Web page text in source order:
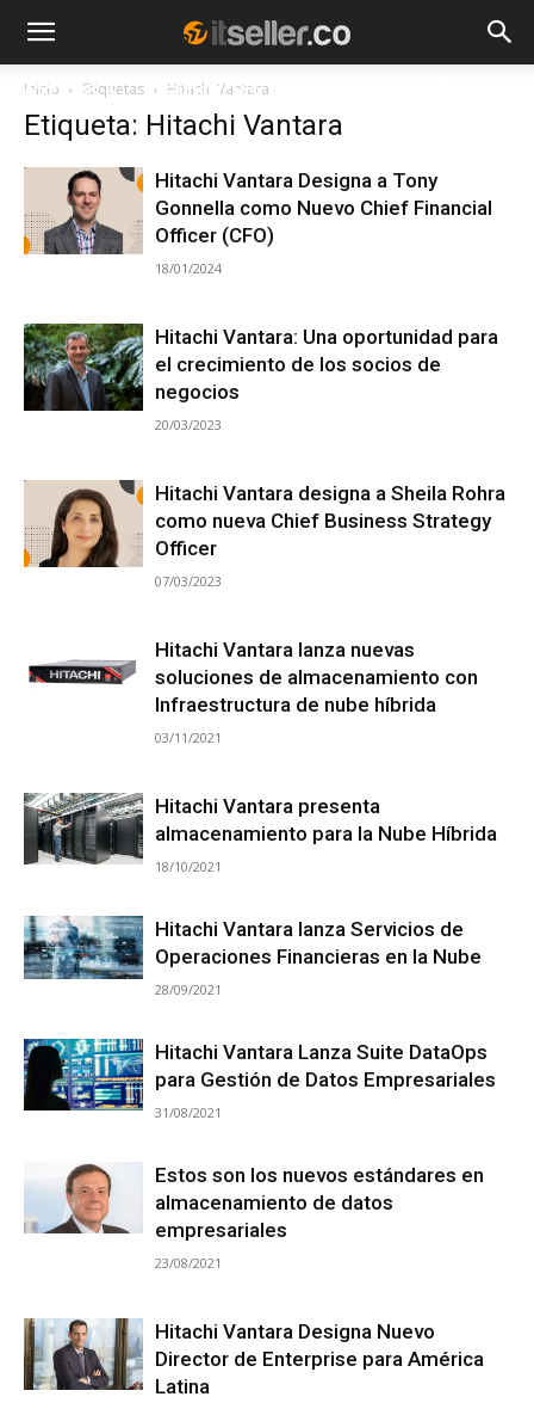
NOTICIAS TENDENCIAS
Inicio Etiquetas Hitachi Vantara
Etiqueta: Hitachi Vantara
Hitachi Vantara Designa a Tony
Gonnella como Nuevo Chief Financial
Officer (CFO)
18/01/2024
Hitachi Vantara: Una oportunidad para
el crecimiento de los socios de
negocios
20/03/2023
Hitachi Vantara designa a Sheila Rohra
como nueva Chief Business Strategy
Officer
07/03/2023
Hitachi Vantara lanza nuevas
soluciones de almacenamiento con
Infraestructura de nube híbrida
03/11/2021
Hitachi Vantara presenta
almacenamiento para la Nube Híbrida
18/10/2021
Hitachi Vantara lanza Servicios de
Operaciones Financieras en la Nube
28/09/2021
Hitachi Vantara Lanza Suite DataOps
para Gestión de Datos Empresariales
31/08/2021
Estos son los nuevos estándares en
almacenamiento de datos
empresariales
23/08/2021
Hitachi Vantara Designa Nuevo
Director de Enterprise para América
Latina